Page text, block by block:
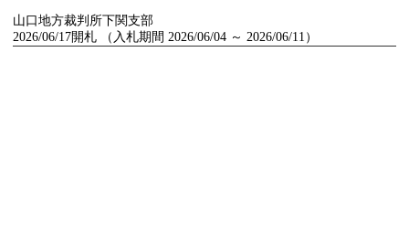
山口地方裁判所下関支部
2026/06/17開札 （入札期間 2026/06/04 ～ 2026/06/11）